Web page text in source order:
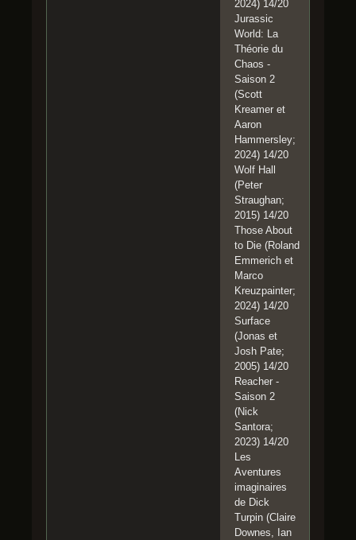
2024) 14/20
Jurassic
World: La
Théorie du
Chaos -
Saison 2
(Scott
Kreamer et
Aaron
Hammersley;
2024) 14/20
Wolf Hall
(Peter
Straughan;
2015) 14/20
Those About
to Die (Roland
Emmerich et
Marco
Kreuzpainter;
2024) 14/20
Surface
(Jonas et
Josh Pate;
2005) 14/20
Reacher -
Saison 2
(Nick
Santora;
2023) 14/20
Les
Aventures
imaginaires
de Dick
Turpin (Claire
Downes, Ian